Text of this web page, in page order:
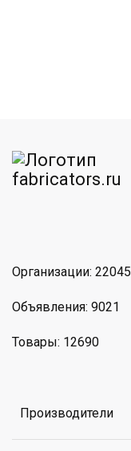
Организации: 22045
Объявления: 9021
Товары: 12690
Производители